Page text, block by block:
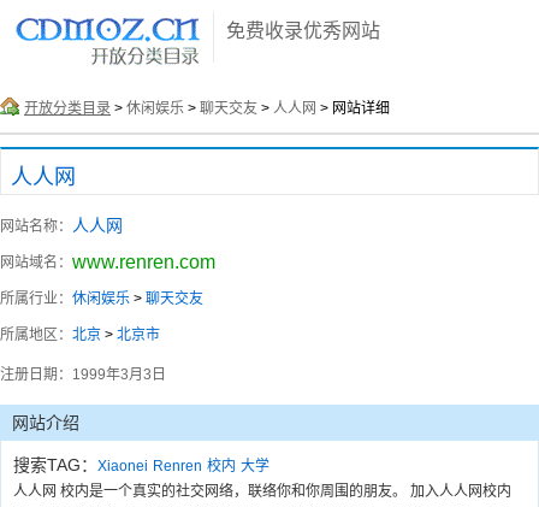
免费收录优秀网站
开放分类目录 > 休闲娱乐 > 聊天交友 > 人人网 > 网站详细
人人网
网站名称： 人人网
网站域名： www.renren.com
所属行业： 休闲娱乐 > 聊天交友
所属地区： 北京 > 北京市
注册日期： 1999年3月3日
网站介绍
搜索TAG： Xiaonei Renren 校内 大学
人人网 校内是一个真实的社交网络，联络你和你周围的朋友。 加入人人网校内